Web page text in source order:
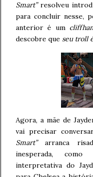
Smart”resolveu
para concluir nesse,
anterior é um
descobre que seu troll
Agora, a mãe de
vai precisar
Smart”arranca
inesperada, como
interpretativa do